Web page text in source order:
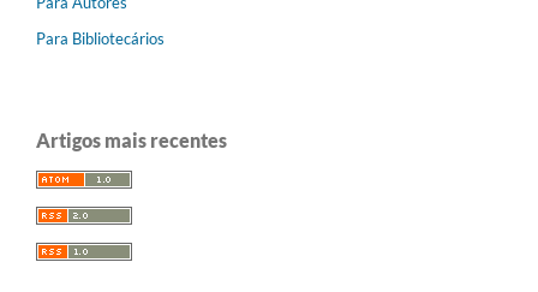
Para Bibliotecários
Artigos mais recentes